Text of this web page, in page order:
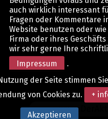
auch wirklich interessant
Fragen oder Kommentare
Website benutzen oder
Firma oder ihres
wir sehr gerne Ihre
Impressum
.
der Seite stimmen
von Cookies zu.
+
Akzeptieren